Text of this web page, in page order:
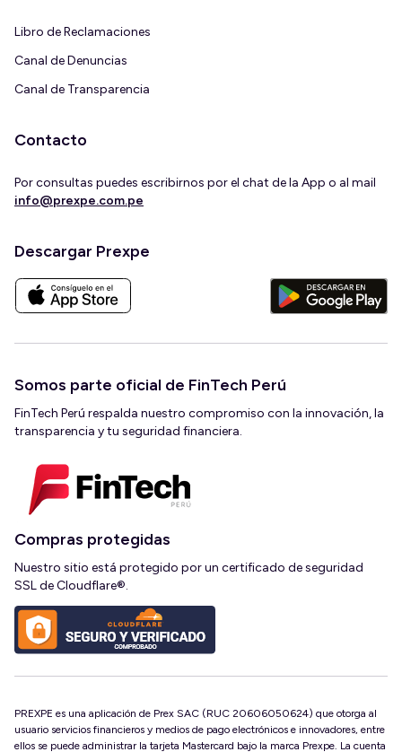
Libro de Reclamaciones
Canal de Denuncias
Canal de Transparencia
Contacto
Por consultas puedes escribirnos por el chat de la App o al mail
info@prexpe.com.pe
Descargar Prexpe
Somos parte oficial de FinTech Perú
FinTech Perú respalda nuestro compromiso con la innovación, la
transparencia y tu seguridad financiera.
Compras protegidas
Nuestro sitio está protegido por un certificado de seguridad
SSL de Cloudflare®.
PREXPE es una aplicación de Prex SAC (RUC 20606050624) que otorga al
usuario servicios financieros y medios de pago electrónicos e innovadores, entre
ellos se puede administrar la tarjeta Mastercard bajo la marca Prexpe. La cuenta